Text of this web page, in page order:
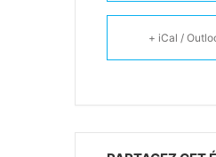
+ iCal /